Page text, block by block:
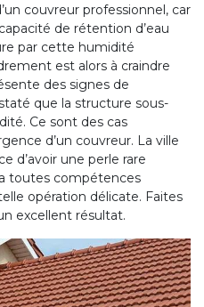
couvreur professionnel, car
de rétention d’eau
par cette humidité
est alors à craindre
des signes de
que la structure sous-
Ce sont des cas
d’un couvreur. La ville
d’avoir une perle rare
toutes compétences
opération délicate. Faites
excellent résultat.